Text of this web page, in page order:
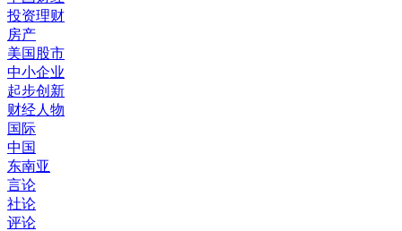
投资理财
房产
美国股市
中小企业
起步创新
财经人物
国际
中国
东南亚
言论
社论
评论